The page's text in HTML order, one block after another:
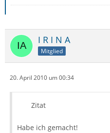
I R I N A
Mitglied
20. April 2010 um 00:34
Zitat
Habe ich gemacht!